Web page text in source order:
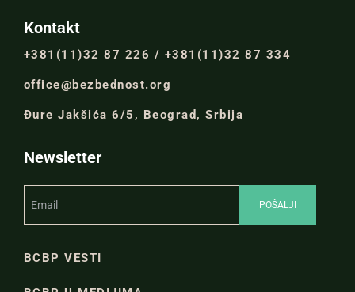
Kontakt
+381(11)32 87 226 / +381(11)32 87 334
office@bezbednost.org
Đure Jakšića 6/5, Beograd, Srbija
Newsletter
BCBP VESTI